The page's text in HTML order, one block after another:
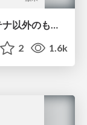
2 1.6k